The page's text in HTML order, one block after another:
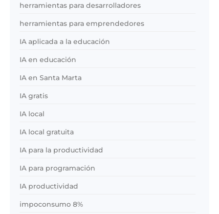
herramientas para desarrolladores
herramientas para emprendedores
IA aplicada a la educación
IA en educación
IA en Santa Marta
IA gratis
IA local
IA local gratuita
IA para la productividad
IA para programación
IA productividad
impoconsumo 8%